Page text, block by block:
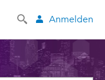
Anmelden